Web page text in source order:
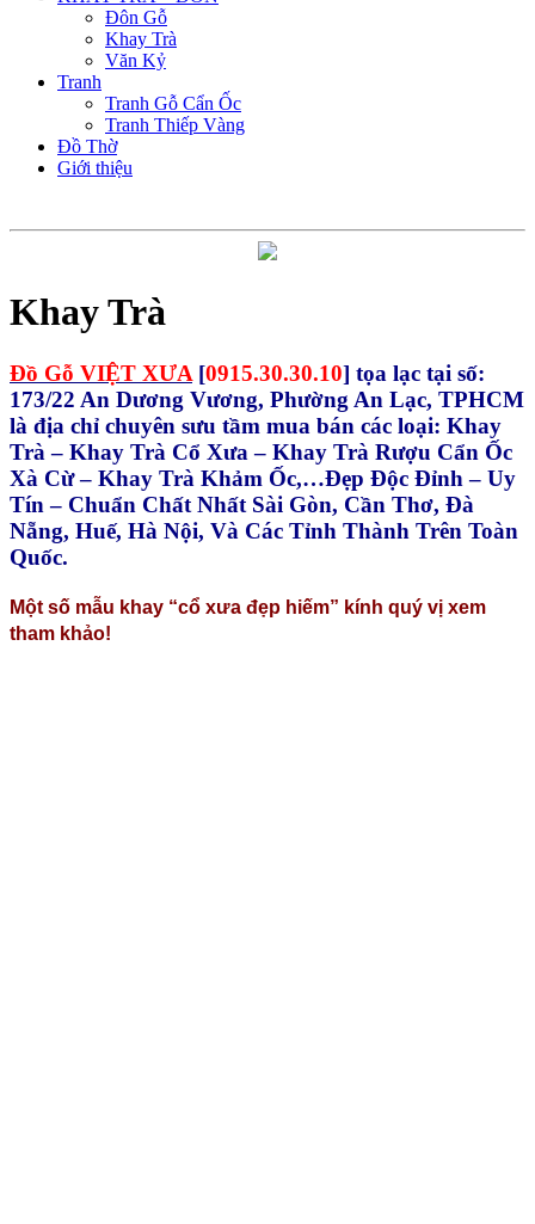
Đôn Gỗ
Khay Trà
Văn Kỷ
Tranh
Tranh Gỗ Cẩn Ốc
Tranh Thiếp Vàng
Đồ Thờ
Giới thiệu
Khay Trà
Đồ Gỗ VIỆT XƯA [0915.30.30.10] tọa lạc tại số:
173/22 An Dương Vương, Phường An Lạc, TPHCM
là địa chỉ chuyên sưu tầm mua bán các loại: Khay
Trà – Khay Trà Cổ Xưa – Khay Trà Rượu Cẩn Ốc
Xà Cừ – Khay Trà Khảm Ốc,…Đẹp Độc Đỉnh – Uy
Tín – Chuẩn Chất Nhất Sài Gòn, Cần Thơ, Đà
Nẵng, Huế, Hà Nội, Và Các Tỉnh Thành Trên Toàn
Quốc.
Một số mẫu khay “cổ xưa đẹp hiếm” kính quý vị xem
tham khảo!